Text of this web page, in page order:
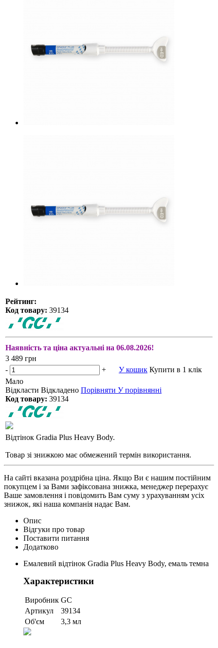
Рейтинг:
Код товару: 39134
Наявність та ціна актуальні на 06.08.2026!
3 489 грн
-
+ У кошик Купити в 1 клік
Мало
Відкласти Відкладено Порівняти У порівнянні
Код товару: 39134
Відтінок Gradia Plus Heavy Body.
Товар зі знижкою має обмежений термін використання.
На сайті вказана роздрібна ціна. Якщо Ви є нашим постійним
покупцем і за Вами зафіксована знижка, менеджер перерахує
Ваше замовлення і повідомить Вам суму з урахуванням усіх
знижок, які наша компанія надає Вам.
Опис
Відгуки про товар
Поставити питання
Додатково
Емалевий відтінок Gradia Plus Heavy Body, емаль темна
Характеристики
Виробник GC
Артикул
39134
Об'єм
3,3 мл